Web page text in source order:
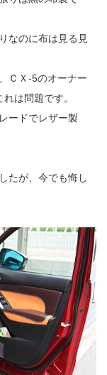
なのに布は見る見
ＣＸ-5のオーナー
は問題です。
ードでレザー製
たが、今でも悔し